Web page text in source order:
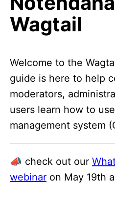
Wagtail
Welcome to the
guide is here to help
moderators,
users learn how to
management system
📣 check out our
webinar on May 19th